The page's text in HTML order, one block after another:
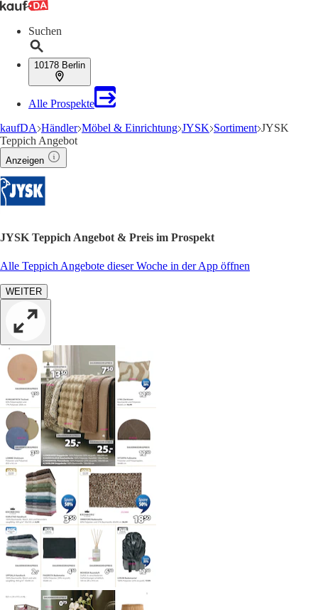
Suchen
10178 Berlin
Alle Prospekte
kaufDA Händler Möbel & Einrichtung JYSK Sortiment JYSK
Teppich Angebot
Anzeigen
JYSK Teppich Angebot & Preis im Prospekt
Alle Teppich Angebote dieser Woche in der App öffnen
WEITER